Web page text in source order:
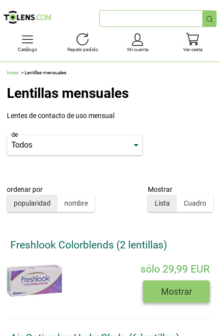
Búsqueda
rápida
Catálogo Repetir pedido Mi cuenta Ver cesta
Inicio Lentillas mensuales
Lentillas mensuales
Lentes de contacto de uso mensual
de
ordenar por
popularidad
nombre
Mostrar
Lista
Cuadro
Freshlook Colorblends (2 lentillas)
sólo 29,99 EUR
Mostrar